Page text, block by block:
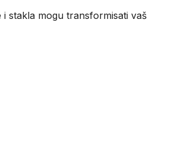
stakla mogu transformisati vaš